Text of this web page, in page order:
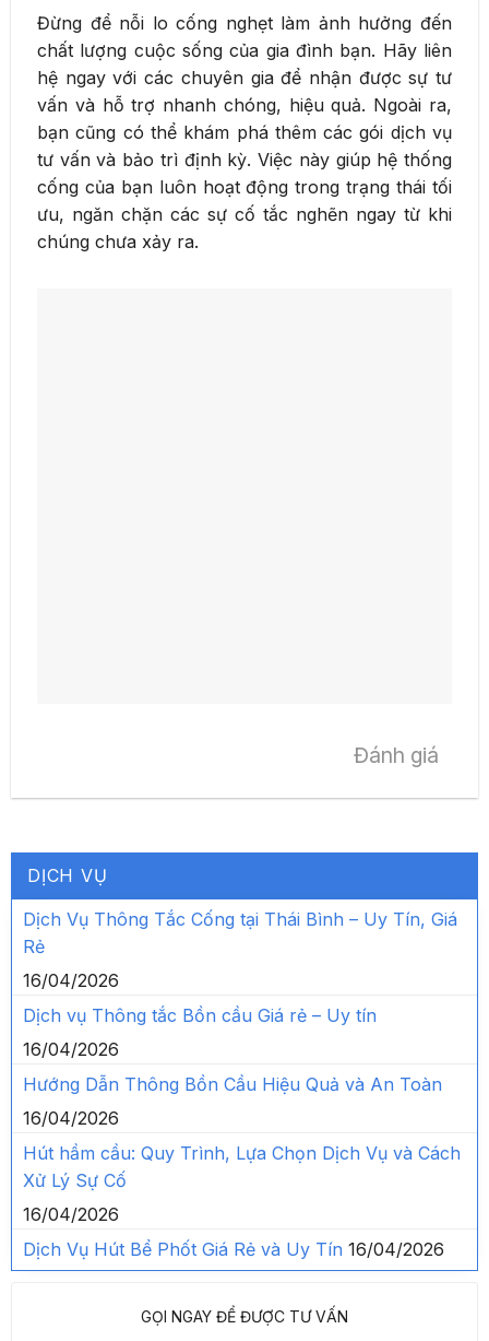
Đừng để nỗi lo cống nghẹt làm ảnh hưởng đến
chất lượng cuộc sống của gia đình bạn. Hãy liên
hệ ngay với các chuyên gia để nhận được sự tư
vấn và hỗ trợ nhanh chóng, hiệu quả. Ngoài ra,
bạn cũng có thể khám phá thêm các gói dịch vụ
tư vấn và bảo trì định kỳ. Việc này giúp hệ thống
cống của bạn luôn hoạt động trong trạng thái tối
ưu, ngăn chặn các sự cố tắc nghẽn ngay từ khi
chúng chưa xảy ra.
Đánh giá
DỊCH VỤ
Dịch Vụ Thông Tắc Cống tại Thái Bình – Uy Tín, Giá
Rẻ
16/04/2026
Dịch vụ Thông tắc Bồn cầu Giá rẻ – Uy tín
16/04/2026
Hướng Dẫn Thông Bồn Cầu Hiệu Quả và An Toàn
16/04/2026
Hút hầm cầu: Quy Trình, Lựa Chọn Dịch Vụ và Cách
Xử Lý Sự Cố
16/04/2026
Dịch Vụ Hút Bể Phốt Giá Rẻ và Uy Tín 16/04/2026
GỌI NGAY ĐỂ ĐƯỢC TƯ VẤN